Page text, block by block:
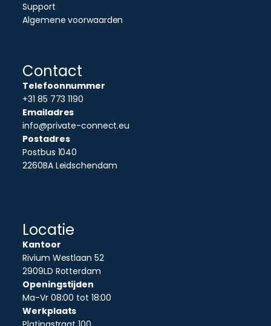
Support
Algemene voorwaarden
Contact
Telefoonnummer
+31 85 773 1190
Emailadres
info@private-connect.eu
Postadres
Postbus 1040
2260BA Leidschendam
Locatie
Kantoor
Rivium Westlaan 52
2909LD Rotterdam
Openingstijden
Ma-Vr 08:00 tot 18:00
Werkplaats